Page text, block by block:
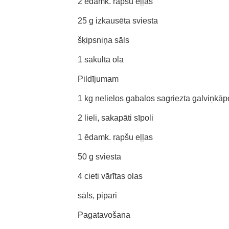
25 g izkausēta sviesta
šķipsniņa sāls
1 sakulta ola
Pildījumam
1 kg nelielos gabalos sagriezta
2 lieli, sakapāti sīpoli
1 ēdamk. rapšu eļļas
50 g sviesta
4 cieti vārītas olas
sāls, pipari
Pagatavošana